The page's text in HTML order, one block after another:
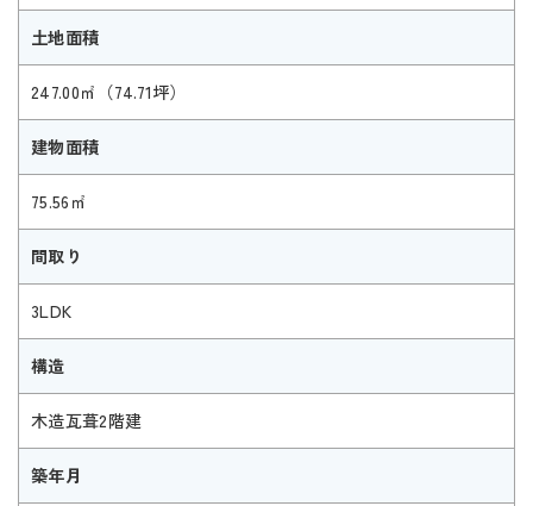
土地面積
247.00㎡（74.71坪）
建物面積
75.56㎡
間取り
3LDK
構造
木造瓦葺2階建
築年月